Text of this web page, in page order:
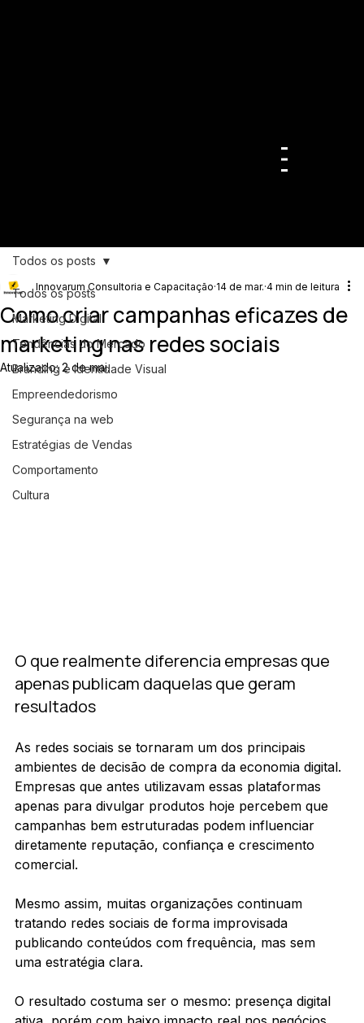
Todos os posts
Marketing Digital
Tendências do Mercado
Branding e Identidade Visual
Empreendedorismo
Segurança na web
Estratégias de Vendas
Comportamento
Cultura
Todos os posts
Como criar campanhas eficazes de
marketing nas redes sociais
Innovarum Consultoria e Capacitação 14 de mar. 4 min de leitura
Atualizado:2 de mai.
O que realmente diferencia empresas que
apenas publicam daquelas que geram
resultados
As redes sociais se tornaram um dos principais
ambientes de decisão de compra da economia digital.
Empresas que antes utilizavam essas plataformas
apenas para divulgar produtos hoje percebem que
campanhas bem estruturadas podem influenciar
diretamente reputação, confiança e crescimento
comercial.
Mesmo assim, muitas organizações continuam
tratando redes sociais de forma improvisada
publicando conteúdos com frequência, mas sem
uma estratégia clara.
O resultado costuma ser o mesmo: presença digital